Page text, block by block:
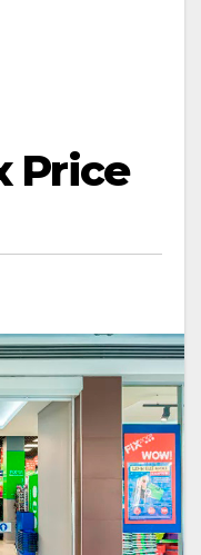
Price